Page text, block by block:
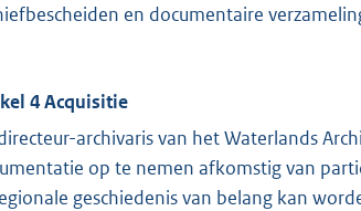
en documentaire
4 Acquisitie
archivaris van het Waterlands
op te nemen afkomstig van
geschiedenis van belang kan